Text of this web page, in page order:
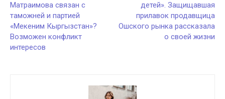
Матраимова связан с
таможней и партией
«Мекеним Кыргызстан»?
Возможен конфликт
интересов
детей». Защищавшая
прилавок продавщица
Ошского рынка рассказала
о своей жизни